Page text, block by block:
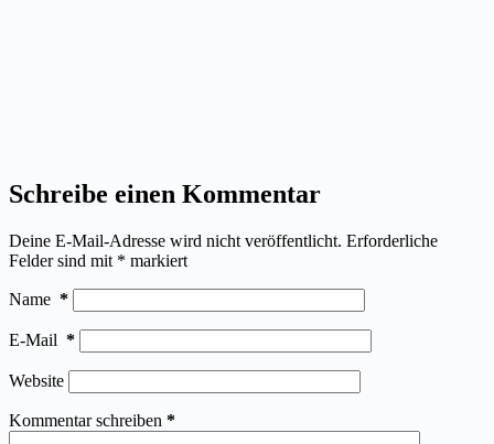
Schreibe einen Kommentar
Deine E-Mail-Adresse wird nicht veröffentlicht. Erforderliche
Felder sind mit * markiert
Name *
E-Mail *
Website
Kommentar schreiben *